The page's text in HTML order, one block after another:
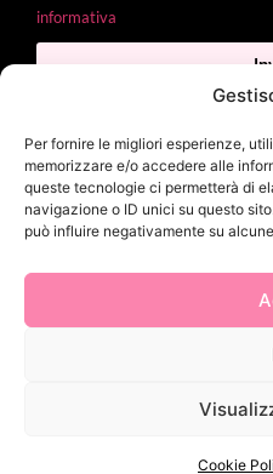
Per fornire le migliori esperienze,
memorizzare e/o accedere alle
queste tecnologie ci permetterà di
navigazione o ID unici su questo
può influire negativamente su
Cookie
informativa
2025 Delì |Privacy Policy|